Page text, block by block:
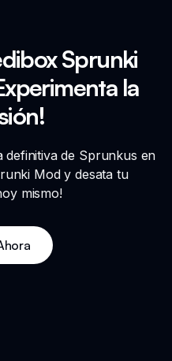
Sprunki
la
definitiva de Sprunkus en
Mod y desata tu
mismo!